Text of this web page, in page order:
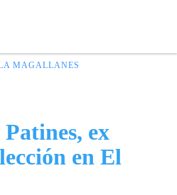
MAGALLANES
ex
en El